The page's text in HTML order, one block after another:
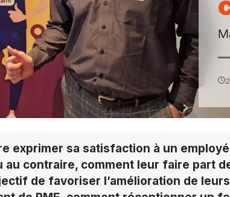
exprimer sa satisfaction à un
au contraire, comment leur faire part
de favoriser l’amélioration de